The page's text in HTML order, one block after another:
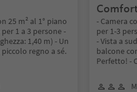
25 m² al 1° piano
1 a 3 persone -
1,40 m) - Un
regno a sé.
- Camera
per 1-3
- Vista a
balcone
Perfetto! -